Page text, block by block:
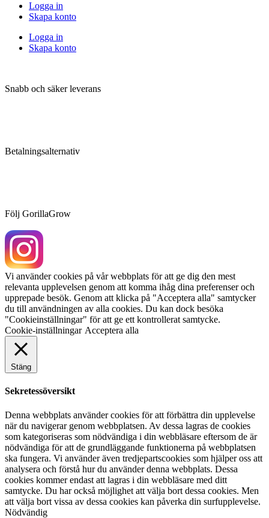
Logga in
Skapa konto
Logga in
Skapa konto
Snabb och säker leverans
Betalningsalternativ
Följ GorillaGrow
Vi använder cookies på vår webbplats för att ge dig den mest
relevanta upplevelsen genom att komma ihåg dina preferenser och
upprepade besök. Genom att klicka på "Acceptera alla" samtycker
du till användningen av alla cookies. Du kan dock besöka
"Cookieinställningar" för att ge ett kontrollerat samtycke.
Cookie-inställningar Acceptera alla
Stäng
Sekretessöversikt
Denna webbplats använder cookies för att förbättra din upplevelse
när du navigerar genom webbplatsen. Av dessa lagras de cookies
som kategoriseras som nödvändiga i din webbläsare eftersom de är
nödvändiga för att de grundläggande funktionerna på webbplatsen
ska fungera. Vi använder även tredjepartscookies som hjälper oss att
analysera och förstå hur du använder denna webbplats. Dessa
cookies kommer endast att lagras i din webbläsare med ditt
samtycke. Du har också möjlighet att välja bort dessa cookies. Men
att välja bort vissa av dessa cookies kan påverka din surfupplevelse.
Nödvändig